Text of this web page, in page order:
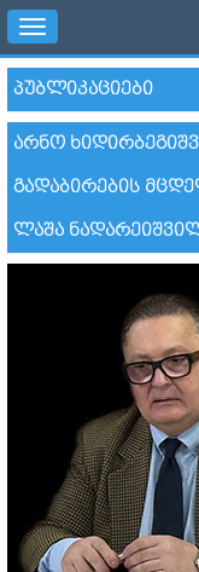
Toggle
navigation
ᲞᲣᲑᲚᲘᲙᲐᲪᲘᲔᲑᲘ
ᲐᲠᲜᲝ
ᲒᲐᲓᲐᲑᲘᲠᲔᲑᲘᲡ
ᲚᲐᲨᲐ